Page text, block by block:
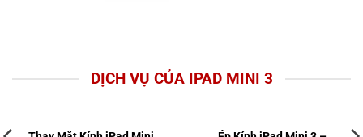
DỊCH VỤ CỦA IPAD MINI 3